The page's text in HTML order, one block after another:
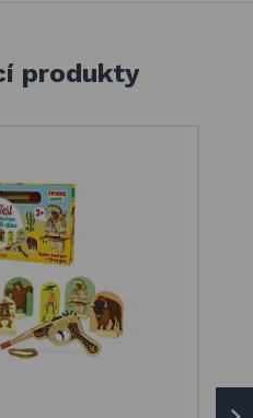
produkty